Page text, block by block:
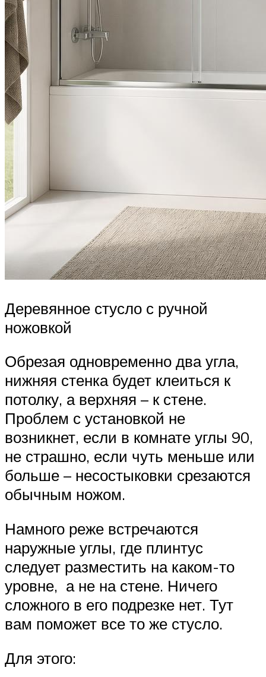
Деревянное стусло с ручной
ножовкой
Обрезая одновременно два угла,
нижняя стенка будет клеиться к
потолку, а верхняя – к стене.
Проблем с установкой не
возникнет, если в комнате углы 90,
не страшно, если чуть меньше или
больше – несостыковки срезаются
обычным ножом.
Намного реже встречаются
наружные углы, где плинтус
следует разместить на каком-то
уровне, а не на стене. Ничего
сложного в его подрезке нет. Тут
вам поможет все то же стусло.
Для этого: